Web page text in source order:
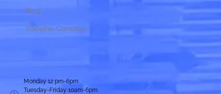
Blog
Trabalhe Conosco
Monday 12pm-6pm
Tuesday-Friday 10am-6pm